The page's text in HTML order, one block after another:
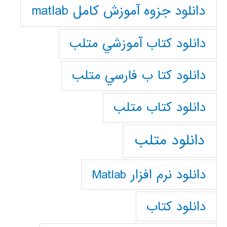
دانلود جزوه آموزش کامل matlab
دانلود كتاب آموزشي متلب
دانلود كتا ب فارسي متلب
دانلود كتاب متلب
دانلود متلب
دانلود نرم افزار Matlab
دانلود کتاب